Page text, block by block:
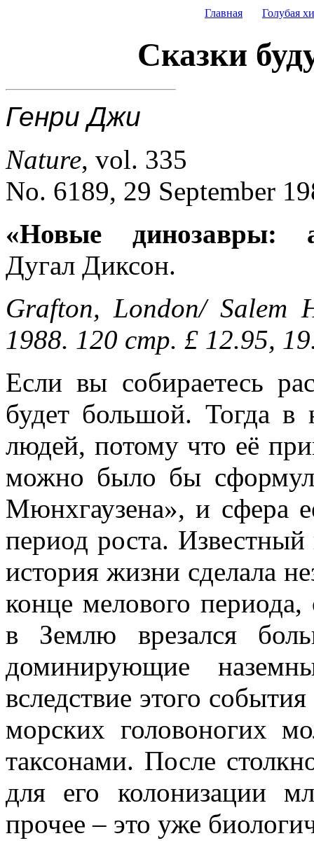
Главная Голубая
Сказки
Генри Джи
Nature, vol. 335
No. 6189, 29 September
«Новые динозавры:
Дугал Диксон.
Grafton, London/ Salem
1988. 120 стр. £ 12.95,
Если вы собираетесь
будет большой. Тогда в
людей, потому что её
можно было бы
Мюнхгаузена», и сфера
период роста.
история жизни сделала
конце мелового
в Землю врезался
доминирующие
вследствие этого
морских головоногих
таксонами. После
для его колонизации
прочее – это уже